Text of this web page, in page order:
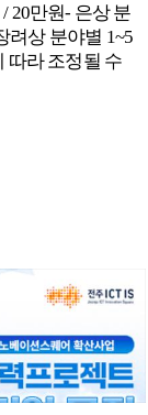
20만원- 은상 분
려상 분야별 1~5
따라 조정될 수